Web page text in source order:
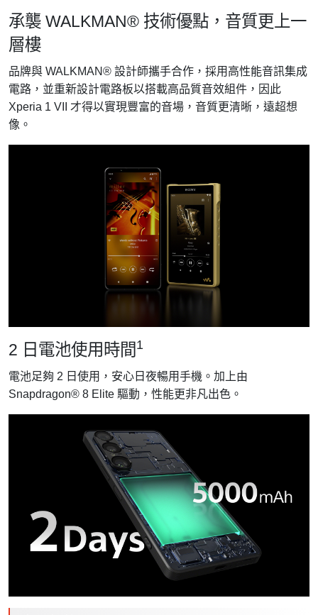
承襲 WALKMAN® 技術優點，音質更上一
層樓
品牌與 WALKMAN® 設計師攜手合作，採用高性能音訊集成
電路，並重新設計電路板以搭載高品質音效組件，因此
Xperia 1 VII 才得以實現豐富的音場，音質更清晰，遠超想
像。
2 日電池使用時間 1
電池足夠 2 日使用，安心日夜暢用手機。加上由
Snapdragon® 8 Elite 驅動，性能更非凡出色。